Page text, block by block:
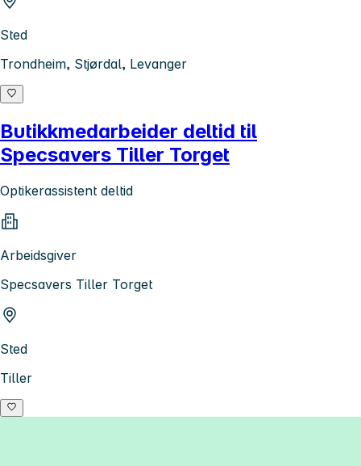
Sted
Trondheim, Stjørdal, Levanger
Butikkmedarbeider deltid til
Specsavers Tiller Torget
Optikerassistent deltid
Arbeidsgiver
Specsavers Tiller Torget
Sted
Tiller